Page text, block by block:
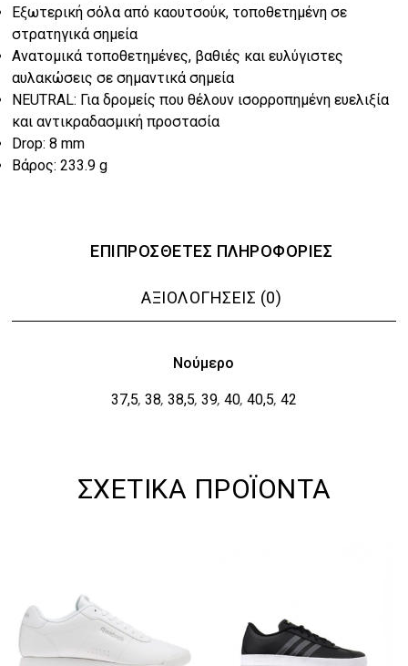
Εξωτερική σόλα από καουτσούκ, τοποθετημένη σε
στρατηγικά σημεία
Ανατομικά τοποθετημένες, βαθιές και ευλύγιστες
αυλακώσεις σε σημαντικά σημεία
NEUTRAL: Για δρομείς που θέλουν ισορροπημένη ευελιξία
και αντικραδασμική προστασία
Drop: 8 mm
Βάρος: 233.9 g
ΕΠΙΠΡΌΣΘΕΤΕΣ ΠΛΗΡΟΦΟΡΊΕΣ
ΑΞΙΟΛΟΓΉΣΕΙΣ (0)
Νούμερο
37,5, 38, 38,5, 39, 40, 40,5, 42
ΣΧΕΤΙΚΆ ΠΡΟΪΌΝΤΑ